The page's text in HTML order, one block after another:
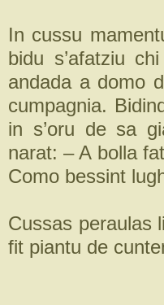
In cussu
bidu s’afatziu
andada a domo
cumpagnia.
in s’oru de sa
narat: – A bolla
Como bessint
Cussas peraulas
fit piantu de